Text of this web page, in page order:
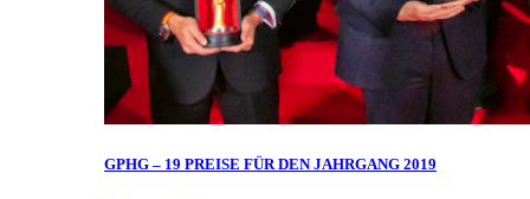
GPHG – 19 PREISE FÜR DEN JAHRGANG 2019